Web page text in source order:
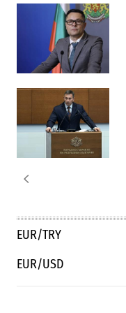
EUR/TRY
EUR/USD